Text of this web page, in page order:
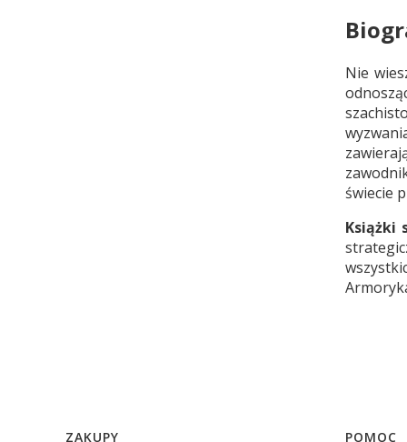
Nie
świecie
Książki
ZAKUPY POMOC